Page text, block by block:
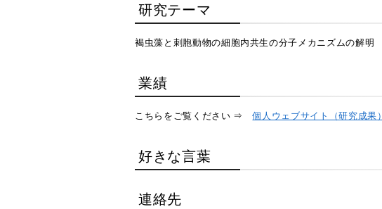
研究テーマ
褐虫藻と刺胞動物の細胞内共生の分子メカニズムの解明
業績
こちらをご覧ください ⇒個人ウェブサイト（研究成果）
好きな言葉
連絡先